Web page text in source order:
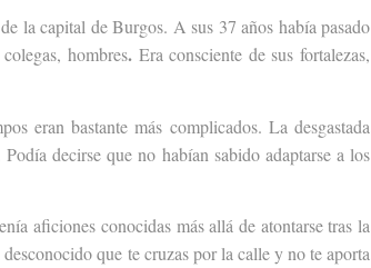
la capital de Burgos. A sus 37 años había pasado
hombres. Era consciente de sus fortalezas,
eran bastante más complicados. La desgastada
decirse que no habían sabido adaptarse a los
aficiones conocidas más allá de atontarse tras la
que te cruzas por la calle y no te aporta